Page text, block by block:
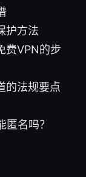
护方法
费VPN的步
的法规要点
名吗？